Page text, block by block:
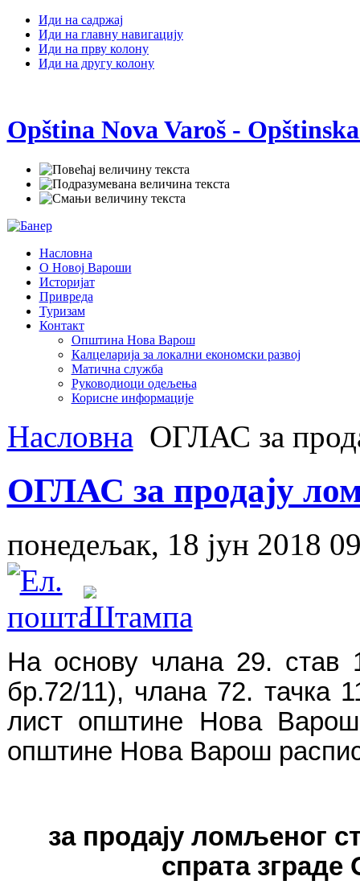
Иди на садржај
Иди на главну навигацију
Иди на прву колону
Иди на другу колону
Opština Nova Varoš -
Насловна
О Новој Вароши
Историјат
Привреда
Туризам
Контакт
Општина Нова Варош
Калцеларија за локални економски развој
Матична служба
Руководиоци одељења
Корисне информације
Насловна ОГЛАС за
ОГЛАС за продају
понедељак, 18 јун 2018
На основу члана 29. став
бр.72/11), члана 72. тачка
лист општине Нова
општине Нова Варош
за продају ломљеног
спрата